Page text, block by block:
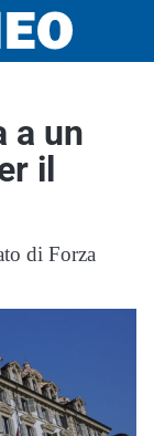
a un
il
di Forza